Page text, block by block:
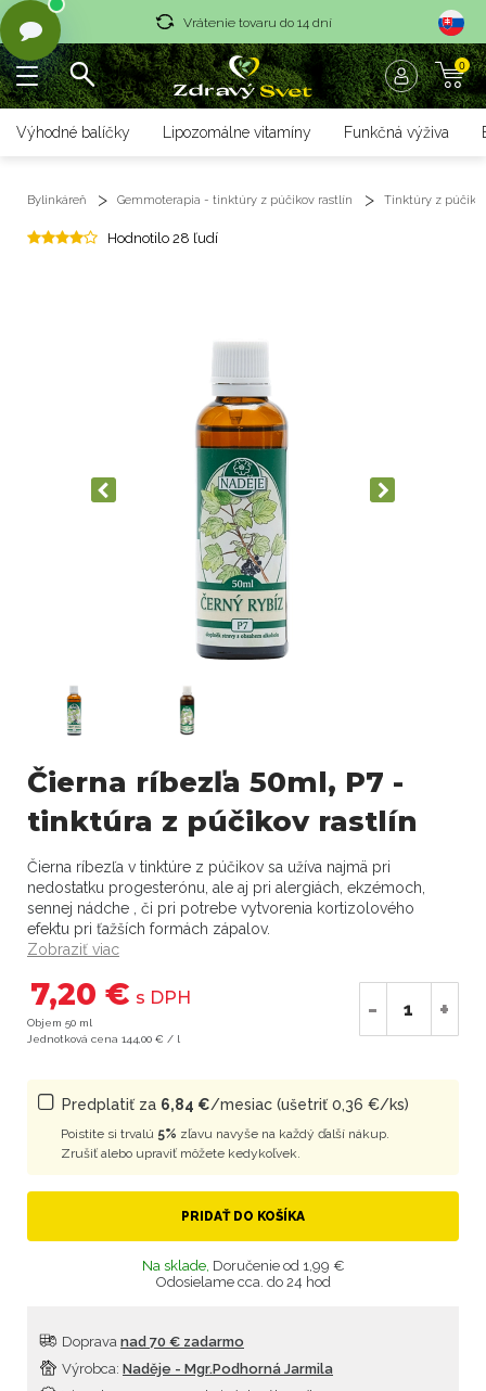
Vrátenie tovaru do 14 dní
Rýchle dodanie <36 hod
Rýchle dodanie <36 hod
0
Výhodné balíčky Lipozomálne vitamíny Funkčná výživa
Bylinkáreň Gemmoterapia - tinktúry z púčikov rastlín Tinktúry z
Hodnotilo 28 ľudí
Čierna ríbezľa 50ml, P7 -
tinktúra z púčikov rastlín
Čierna ríbezľa v tinktúre z púčikov sa užíva najmä pri
nedostatku progesterónu, ale aj pri alergiách, ekzémoch,
sennej nádche , či pri potrebe vytvorenia kortizolového
efektu pri ťažších formách zápalov.
Zobraziť viac
7,20 € s DPH
Objem 50 ml
Jednotková cena 144,00 € / l
- +
Predplatiť za 6,84 €/mesiac (ušetriť 0,36 €/ks)
Poistite si trvalú 5% zľavu navyše na každý ďalší nákup.
Zrušiť alebo upraviť môžete kedykoľvek.
PRIDAŤ DO KOŠÍKA
Na sklade, Doručenie od 1,99 €
Odosielame cca. do 24 hod
Doprava nad 70 € zadarmo
Výrobca: Naděje - Mgr.Podhorná Jarmila